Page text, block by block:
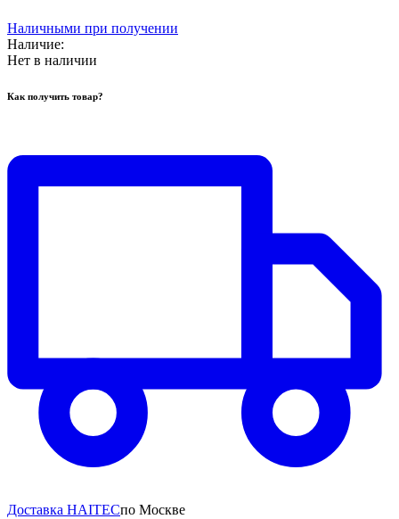
Наличными при получении
Наличие:
Нет в наличии
Как получить товар?
Доставка HAITECпо Москве